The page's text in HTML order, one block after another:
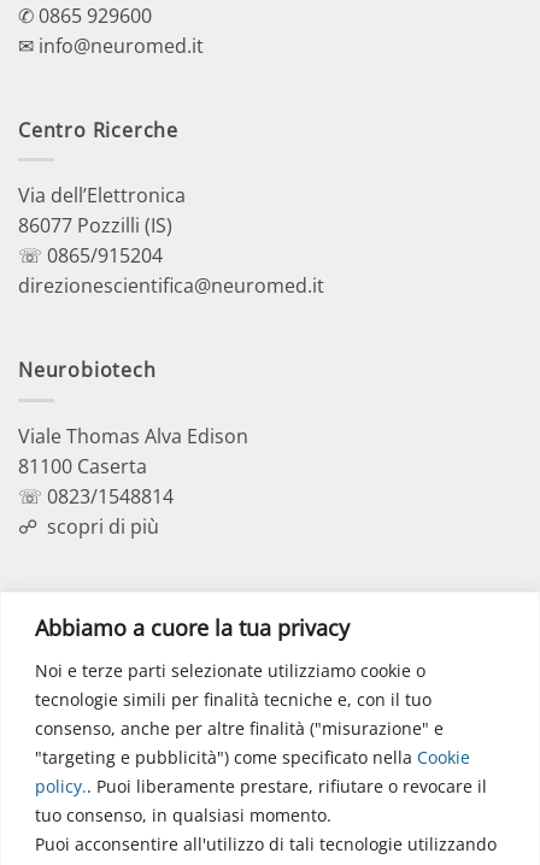
Abbiamo a cuore la tua privacy
Noi e terze parti selezionate utilizziamo cookie o
tecnologie simili per finalità tecniche e, con il tuo
consenso, anche per altre finalità ("misurazione" e
"targeting e pubblicità") come specificato nella Cookie
policy.. Puoi liberamente prestare, rifiutare o revocare il
tuo consenso, in qualsiasi momento.
Puoi acconsentire all'utilizzo di tali tecnologie utilizzando
✆ 0865 929600
✉ info@neuromed.it
Centro Ricerche
Via dell’Elettronica
86077 Pozzilli (IS)
☏ 0865/915204
direzionescientifica@neuromed.it
Neurobiotech
Viale Thomas Alva Edison
81100 Caserta
☏ 0823/1548814
☍ scopri di più
Via dell’Elettronica
86077 Pozzilli (IS)
☏ 0865/915407
segreteriapolodidattico@neuromed.it